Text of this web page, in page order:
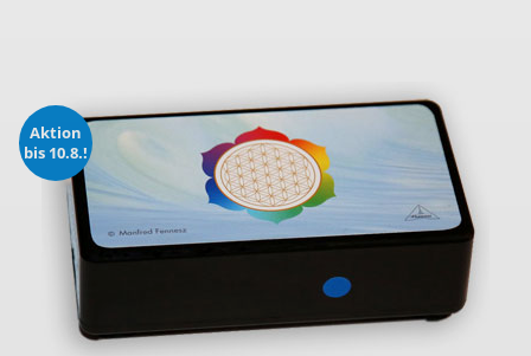
Aktion
bis 10.8.!